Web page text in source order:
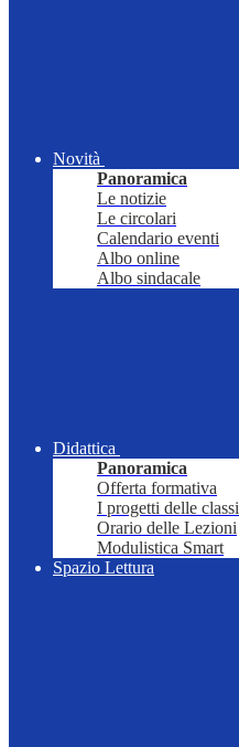
Novità
Panoramica
Le notizie
Le circolari
Calendario eventi
Albo online
Albo sindacale
Didattica
Panoramica
Offerta formativa
I progetti delle classi
Orario delle Lezioni
Modulistica Smart
Spazio Lettura